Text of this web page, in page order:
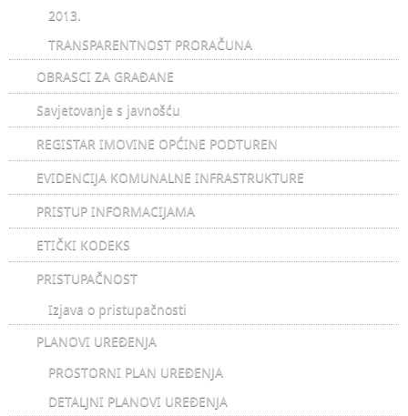
2013.
TRANSPARENTNOST PRORAČUNA
OBRASCI ZA GRAĐANE
Savjetovanje s javnošću
REGISTAR IMOVINE OPĆINE PODTUREN
EVIDENCIJA KOMUNALNE INFRASTRUKTURE
PRISTUP INFORMACIJAMA
ETIČKI KODEKS
PRISTUPAČNOST
Izjava o pristupačnosti
PLANOVI UREĐENJA
PROSTORNI PLAN UREĐENJA
DETALJNI PLANOVI UREĐENJA